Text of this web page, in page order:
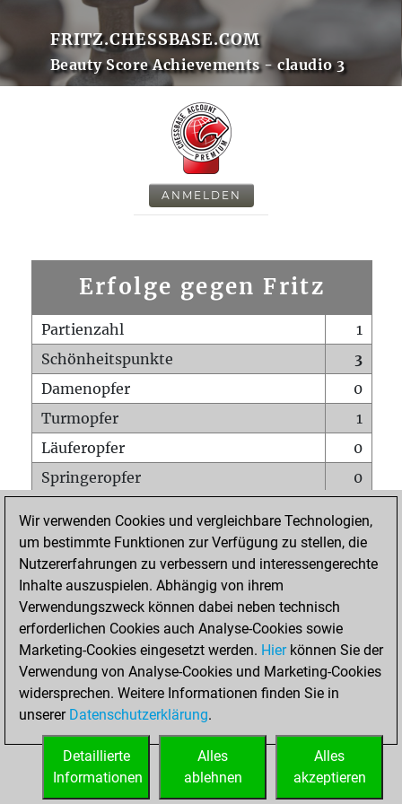
FRITZ.CHESSBASE.COM
Beauty Score Achievements - claudio 3
ANMELDEN
Erfolge gegen Fritz
Partienzahl
1
Schönheitspunkte
3
Damenopfer
0
Turmopfer
1
Läuferopfer
0
Springeropfer
0
Matt auf vollem Brett
0
Bauer setzt Matt
0
Erstickte Matts
Unterverwandlungen
Türme auf der siebten
0
STARTSEITE
Wir verwenden Cookies und vergleichbare Technologien,
um bestimmte Funktionen zur Verfügung zu stellen, die
Nutzererfahrungen zu verbessern und interessengerechte
Inhalte auszuspielen. Abhängig von ihrem
Verwendungszweck können dabei neben technisch
erforderlichen Cookies auch Analyse-Cookies sowie
Marketing-Cookies eingesetzt werden. Hierkönnen Sie der
Verwendung von Analyse-Cookies und Marketing-Cookies
widersprechen. Weitere Informationen finden Sie in
unserer Datenschutzerklärung.
Alles
akzeptieren
Alles
ablehnen
Detaillierte
Informationen